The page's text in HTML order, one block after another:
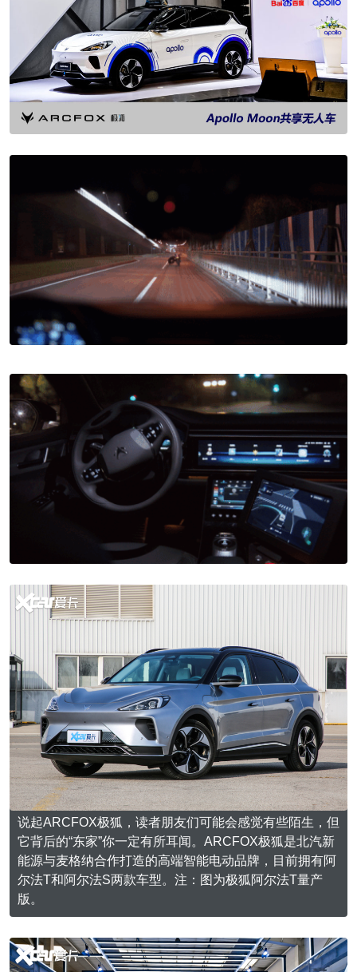
说起ARCFOX极狐，读者朋友们可能会感觉有些陌生，但
它背后的“东家”你一定有所耳闻。ARCFOX极狐是北汽新
能源与麦格纳合作打造的高端智能电动品牌，目前拥有阿
尔法T和阿尔法S两款车型。注：图为极狐阿尔法T量产
版。